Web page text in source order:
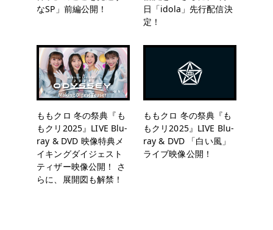
なSP」前編公開！
日「idola」先行配信決
定！
ももクロ 冬の祭典『も
もクリ2025』LIVE Blu-
ray & DVD 映像特典メ
イキングダイジェスト
ティザー映像公開！ さ
らに、展開図も解禁！
ももクロ 冬の祭典『も
もクリ2025』LIVE Blu-
ray & DVD 「白い風」
ライブ映像公開！